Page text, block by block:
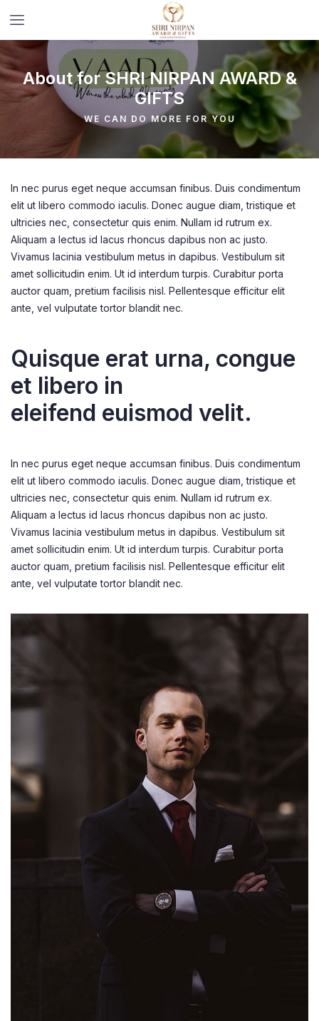
About for SHRI NIRPAN AWARD &
GIFTS
WE CAN DO MORE FOR YOU
In nec purus eget neque accumsan finibus. Duis condimentum
elit ut libero commodo iaculis. Donec augue diam, tristique et
ultricies nec, consectetur quis enim. Nullam id rutrum ex.
Aliquam a lectus id lacus rhoncus dapibus non ac justo.
Vivamus lacinia vestibulum metus in dapibus. Vestibulum sit
amet sollicitudin enim. Ut id interdum turpis. Curabitur porta
auctor quam, pretium facilisis nisl. Pellentesque efficitur elit
ante, vel vulputate tortor blandit nec.
Quisque erat urna, congue
et libero in
eleifend euismod velit.
In nec purus eget neque accumsan finibus. Duis condimentum
elit ut libero commodo iaculis. Donec augue diam, tristique et
ultricies nec, consectetur quis enim. Nullam id rutrum ex.
Aliquam a lectus id lacus rhoncus dapibus non ac justo.
Vivamus lacinia vestibulum metus in dapibus. Vestibulum sit
amet sollicitudin enim. Ut id interdum turpis. Curabitur porta
auctor quam, pretium facilisis nisl. Pellentesque efficitur elit
ante, vel vulputate tortor blandit nec.